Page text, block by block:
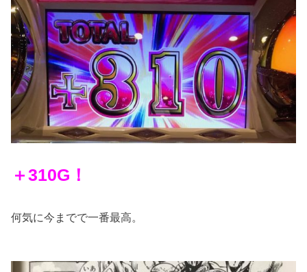
＋310G！
何気に今までで一番最高。